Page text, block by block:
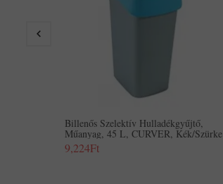
Billenős Szelektív Hulladékgyűjtő,
Műanyag, 45 L, CURVER, Kék/szürke
9,224Ft